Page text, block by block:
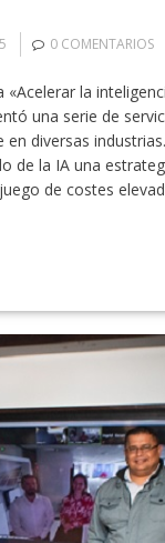
0 COMENTARIOS
la
una serie de
diversas
de la IA una
de costes